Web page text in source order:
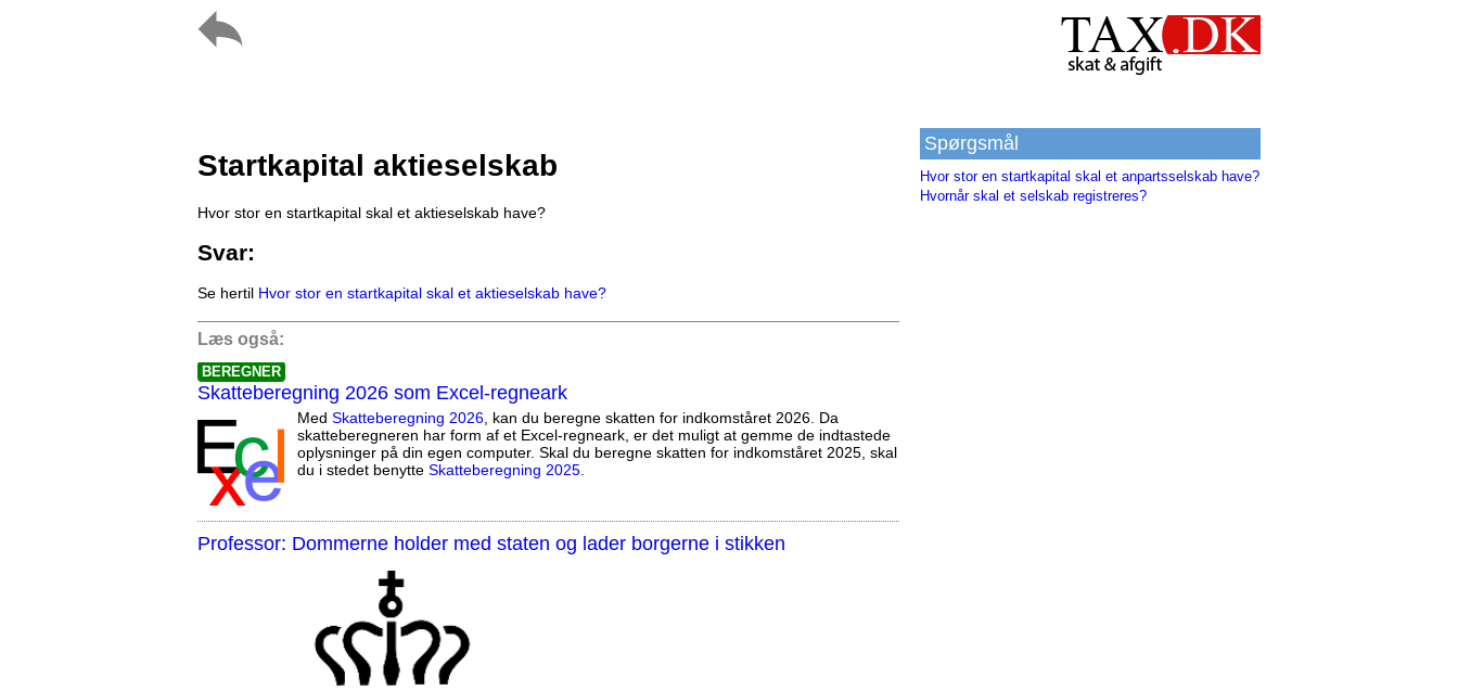
Startkapital aktieselskab
Hvor stor en startkapital skal et aktieselskab have?
Svar:
Se hertil Hvor stor en startkapital skal et aktieselskab have?
Læs også:
BEREGNER
Skatteberegning 2026 som Excel-regneark
Med Skatteberegning 2026, kan du beregne skatten for indkomståret 2026. Da
skatteberegneren har form af et Excel-regneark, er det muligt at gemme de indtastede
oplysninger på din egen computer. Skal du beregne skatten for indkomståret 2025, skal
du i stedet benytte Skatteberegning 2025.
Professor: Dommerne holder med staten og lader borgerne i stikken
Spørgsmål
Hvor stor en startkapital skal et anpartsselskab have?
Hvornår skal et selskab registreres?